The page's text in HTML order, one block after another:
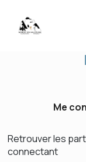
Me
Retrouver les
connectant